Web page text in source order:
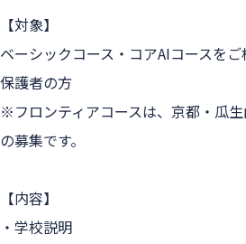
【対象】
ベーシックコース・コアAIコースをご
保護者の方
※フロンティアコースは、京都・瓜
の募集です。
【内容】
・学校説明